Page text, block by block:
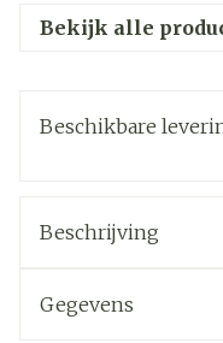
Bekijk alle
Beschikbare
Beschrijving
Gegevens